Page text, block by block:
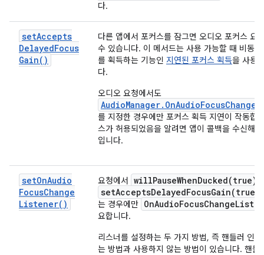
다.
setAccepts
DelayedFocus
Gain( )
다른 앱에서 포커스를 잠그면 오디오 포커스 요
수 있습니다. 이 메서드는 사용 가능할 때 비동
를 획득하는 기능인 지연된 포커스 획득을 사용
다.
오디오 요청에서도
를 지정한 경우에만 포커스 획득 지연이 작동합
스가 허용되었음을 알려면 앱이 콜백을 수신해
입니다.
setOnAudio
FocusChange
Listener( )
요청에서 willPauseWhenDucked(true)
setAcceptsDelayedFocusGain(true)
는 경우에만 OnAudioFocusChange
요합니다.
리스너를 설정하는 두 가지 방법, 즉 핸들러 인
는 방법과 사용하지 않는 방법이 있습니다. 핸들